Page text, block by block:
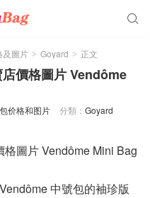

及圖片 > Goyard > 正文
價格圖片 Vendôme
价格和图片 分類： Goyard
圖片 Vendôme Mini Bag
中號包的袖珍版